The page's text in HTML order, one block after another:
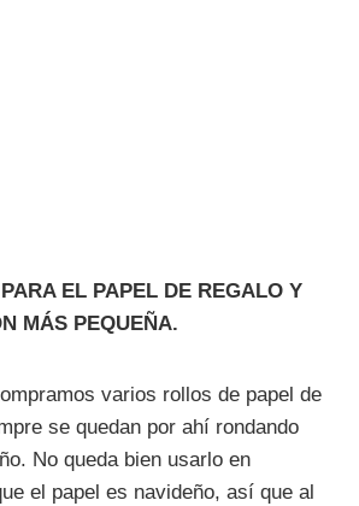
EL PAPEL DE REGALO Y
MÁS PEQUEÑA.
varios rollos de papel de
se quedan por ahí rondando
No queda bien usarlo en
el papel es navideño, así que al